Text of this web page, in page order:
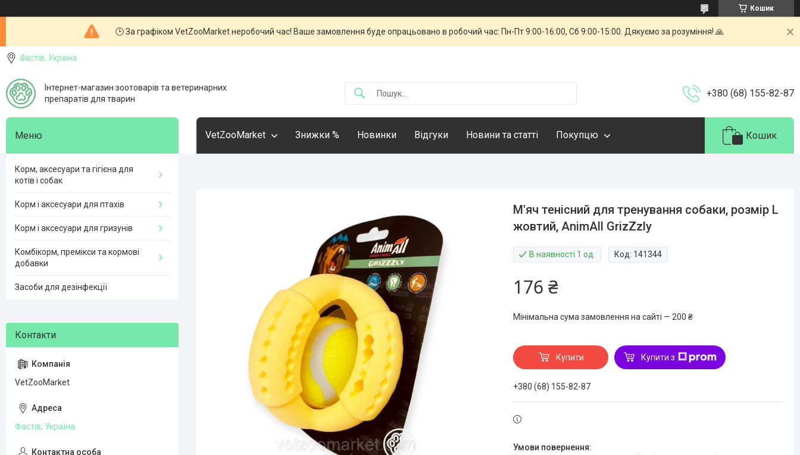
Кошик
🕒 За графіком VetZooMarket неробочий час! Ваше замовлення буде опрацьовано в робочий час: Пн-Пт 9:00-16:00, Сб 9:00-15:00. Дякуємо за розуміння! 🙏
Фастів, Україна
Інтернет-магазин зоотоварів та ветеринарних
препаратів для тварин
+380 (68) 155-82-87
VetZooMarket Знижки % Новинки Відгуки Новини та статті Покупцю Кошик
М'яч тенісний для тренування собаки, розмір L
жовтий, AnimAll GrizZzly
В наявності 1 од. Код: 141344
176 ₴
Мінімальна сума замовлення на сайті — 200 ₴
Купити Купити з
+380 (68) 155-82-87
Корм, аксесуари та гігієна для
котів і собак
Корм і аксесуари для птахів
Корм і аксесуари для гризунів
Комбікорм, премікси та кормові
добавки
Засоби для дезінфекції
VetZooMarket
Фастів, Україна